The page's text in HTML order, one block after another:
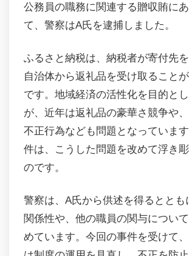
公務員の職務に関連する贈収賄に
て、警察はA氏を逮捕しました。
ふるさと納税は、納税者が寄付先
自治体から返礼品を受け取ること
です。地域経済の活性化を目的と
が、近年は返礼品の豪華さ競争や
不正行為なども問題となっていま
件は、こうした問題を改めて浮き
のです。
警察は、A氏から供述を得るととも
関係性や、他の職員の関与につい
めています。今回の事件を受けて